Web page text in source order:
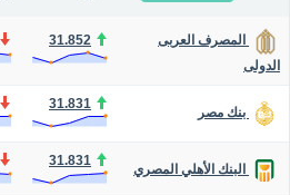
المصرف العربى
الدولى
31.852
بنك مصر
31.831
البنك الأهلي المصري
31.831